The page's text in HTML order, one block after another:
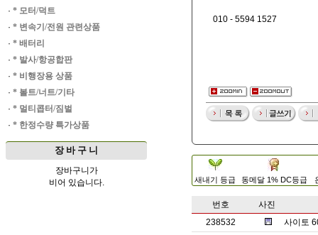
· * 모터/덕트
· * 변속기/전원 관련상품
· * 배터리
· * 발사/항공합판
· * 비행장용 상품
· * 볼트/너트/기타
· * 멀티콥터/짐벌
· * 한정수량 특가상품
장 바 구 니
장바구니가
비어 있습니다.
010 - 5594 1527
새내기 등급 동메달 1% DC등급
번호
사진
238532
사이토